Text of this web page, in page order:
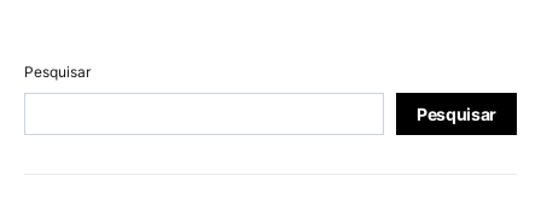
Pesquisar
Pesquisar